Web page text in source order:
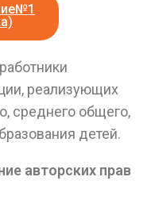
реализующих
среднего общего,
детей.
авторских прав